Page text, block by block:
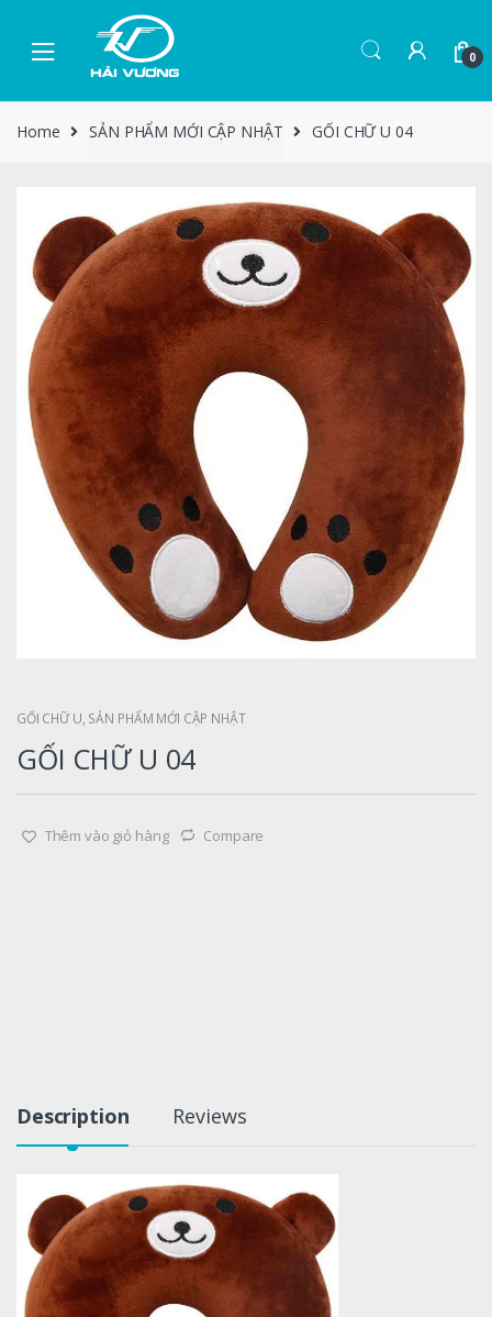
0
Home SẢN PHẨM MỚI CẬP NHẬT GỐI CHỮ U 04
GỐI CHỮ U, SẢN PHẨM MỚI CẬP NHẬT
GỐI CHỮ U 04
Thêm vào giỏ hàng Compare
Description Reviews